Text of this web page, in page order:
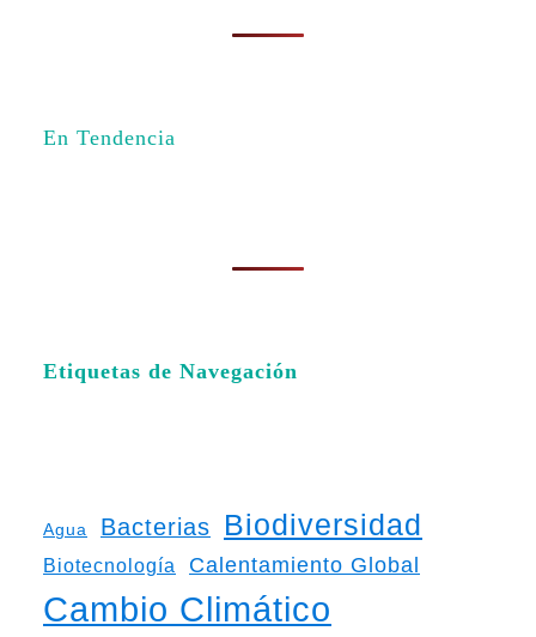
En Tendencia
Etiquetas de Navegación
Agua Bacterias Biodiversidad
Biotecnología Calentamiento Global
Cambio Climático